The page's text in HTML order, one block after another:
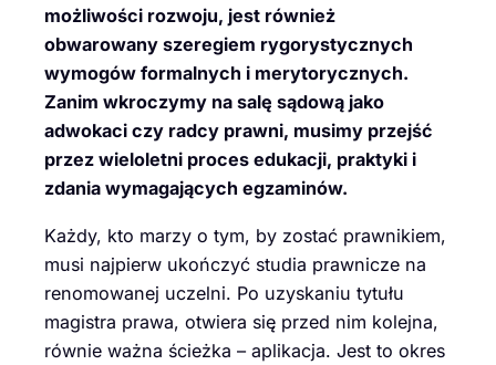
możliwości rozwoju, jest również
obwarowany szeregiem rygorystycznych
wymogów formalnych i merytorycznych.
Zanim wkroczymy na salę sądową jako
adwokaci czy radcy prawni, musimy przejść
przez wieloletni proces edukacji, praktyki i
zdania wymagających egzaminów.
Każdy, kto marzy o tym, by zostać prawnikiem,
musi najpierw ukończyć studia prawnicze na
renomowanej uczelni. Po uzyskaniu tytułu
magistra prawa, otwiera się przed nim kolejna,
równie ważna ścieżka – aplikacja. Jest to okres